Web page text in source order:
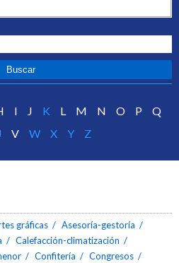
I J K L M N O P
Q
V W X Y Z
gráficas
Asesoría-gestoría
Calefacción-climatización
Confitería
Congresos